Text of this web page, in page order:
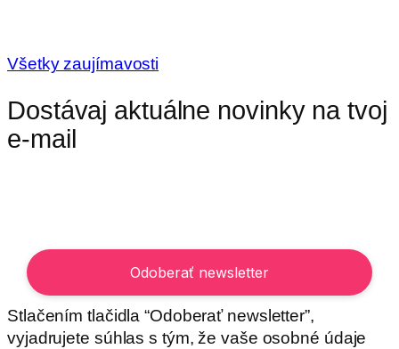
Všetky zaujímavosti
Dostávaj aktuálne novinky na tvoj
e-mail
Stlačením tlačidla “Odoberať newsletter”,
vyjadrujete súhlas s tým, že vaše osobné údaje